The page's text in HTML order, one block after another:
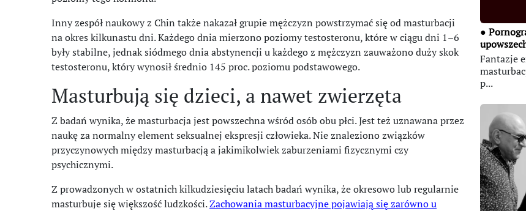
Inny zespół naukowy z Chin także nakazał grupie mężczyzn powstrzymać się od masturbacji
na okres kilkunastu dni. Każdego dnia mierzono poziomy testosteronu, które w ciągu dni 1–6
były stabilne, jednak siódmego dnia abstynencji u każdego z mężczyzn zauważono duży skok
testosteronu, który wynosił średnio 145 proc. poziomu podstawowego.
Masturbują się dzieci, a nawet zwierzęta
Z badań wynika, że masturbacja jest powszechna wśród osób obu płci. Jest też uznawana przez
naukę za normalny element seksualnej ekspresji człowieka. Nie znaleziono związków
przyczynowych między masturbacją a jakimikolwiek zaburzeniami fizycznymi czy
psychicznymi.
Z prowadzonych w ostatnich kilkudziesięciu latach badań wynika, że okresowo lub regularnie
masturbuje się większość ludzkości.Zachowania masturbacyjne pojawiają się zarówno u
●
Fantazje
p...